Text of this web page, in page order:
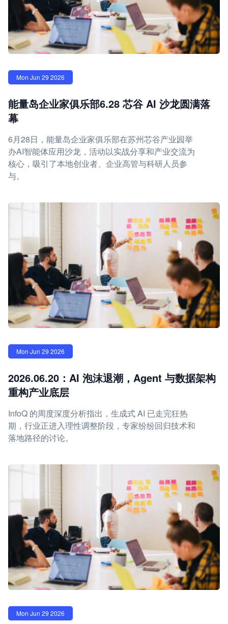
Mon Jun 29 2026
能量岛企业家俱乐部6.28 芯谷 AI 沙龙圆满落
幕
6月28日，能量岛企业家俱乐部在苏州芯谷产业园举
办AI智能体应用沙龙，活动以实战分享和产业交流为
核心，吸引了本地创业者、企业高管与科研人员参
与。
Mon Jun 29 2026
2026.06.20：AI 泡沫退潮，Agent 与数据架构
重构产业底层
InfoQ 的周度深度分析指出，生成式 AI 已走完狂热
期，行业正进入理性调整阶段，专家纷纷回归技术和
落地路径的讨论。
Mon Jun 29 2026